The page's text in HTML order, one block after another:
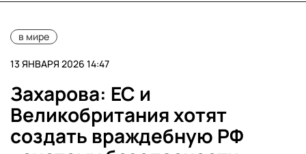
в мире
13 ЯНВАРЯ 2026 14:47
Захарова: ЕС и
Великобритания хотят
создать враждебную РФ